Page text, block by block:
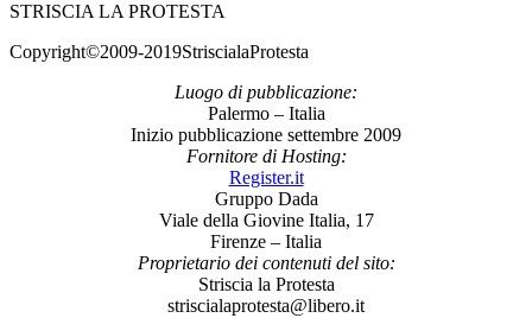
STRISCIA LA PROTESTA
Copyright©2009-2019StriscialaProtesta
Luogo di pubblicazione:
Palermo – Italia
Inizio pubblicazione settembre 2009
Fornitore di Hosting:
Register.it
Gruppo Dada
Viale della Giovine Italia, 17
Firenze – Italia
Proprietario dei contenuti del sito:
Striscia la Protesta
striscialaprotesta@libero.it